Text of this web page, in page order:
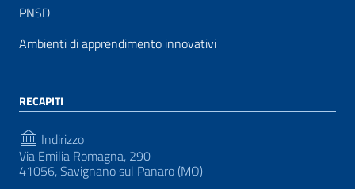
PNSD
Ambienti di apprendimento innovativi
RECAPITI
Indirizzo
Via Emilia Romagna, 290
41056, Savignano sul Panaro (MO)